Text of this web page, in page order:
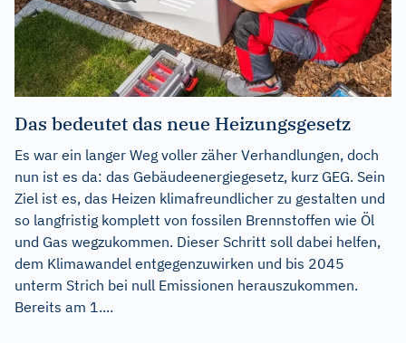
Das bedeutet das neue Heizungsgesetz
Es war ein langer Weg voller zäher Verhandlungen, doch
nun ist es da: das Gebäudeenergiegesetz, kurz GEG. Sein
Ziel ist es, das Heizen klimafreundlicher zu gestalten und
so langfristig komplett von fossilen Brennstoffen wie Öl
und Gas wegzukommen. Dieser Schritt soll dabei helfen,
dem Klimawandel entgegenzuwirken und bis 2045
unterm Strich bei null Emissionen herauszukommen.
Bereits am 1....